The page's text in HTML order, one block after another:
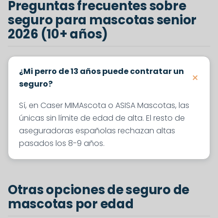
Preguntas frecuentes sobre
seguro para mascotas senior
2026 (10+ años)
¿Mi perro de 13 años puede contratar un
seguro?
Sí, en Caser MIMAscota o ASISA Mascotas, las
únicas sin límite de edad de alta. El resto de
aseguradoras españolas rechazan altas
pasados los 8-9 años.
Otras opciones de seguro de
mascotas por edad